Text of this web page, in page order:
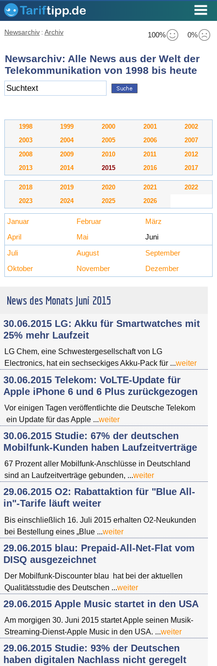
100% 0%
Newsarchiv : Archiv
Newsarchiv: Alle News aus der Welt der
Telekommunikation von 1998 bis heute
1998 1999 2000 2001
2002
2003
2004 2005 2006 2007
2008 2009 2010 2011
2012
2013
2014 2015 2016 2017
2018 2019 2020 2021
2022
2023
2024 2025 2026
Januar Februar
März
April
Mai
Juni
Juli
August
September
Oktober
November Dezember
News des Monats Juni 2015
30.06.2015 LG: Akku für Smartwatches mit
25% mehr Laufzeit
LG Chem, eine Schwestergesellschaft von LG
Electronics, hat ein sechseckiges Akku-Pack für ...weiter
30.06.2015 Telekom: VoLTE-Update für
Apple iPhone 6 und 6 Plus zurückgezogen
Vor einigen Tagen veröffentlichte die Deutsche Telekom
ein Update für das Apple ...weiter
30.06.2015 Studie: 67% der deutschen
Mobilfunk-Kunden haben Laufzeitverträge
67 Prozent aller Mobilfunk-Anschlüsse in Deutschland
sind an Laufzeitverträge gebunden, ...weiter
29.06.2015 O2: Rabattaktion für "Blue All-
in"-Tarife läuft weiter
Bis einschließlich 16. Juli 2015 erhalten O2-Neukunden
bei Bestellung eines „Blue ...weiter
29.06.2015 blau: Prepaid-All-Net-Flat vom
DISQ ausgezeichnet
Der Mobilfunk-Discounter blau hat bei der aktuellen
Qualitätsstudie des Deutschen ...weiter
29.06.2015 Apple Music startet in den USA
Am morgigen 30. Juni 2015 startet Apple seinen Musik-
Streaming-Dienst-Apple Music in den USA. ...weiter
29.06.2015 Studie: 93% der Deutschen
haben digitalen Nachlass nicht geregelt